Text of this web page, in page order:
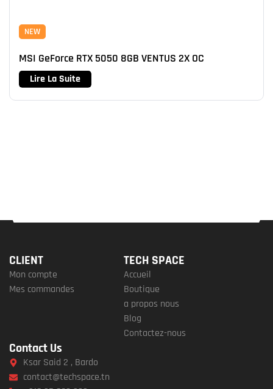
NEW
MSI GeForce RTX 5050 8GB VENTUS 2X OC
Lire La Suite
CLIENT
Mon compte
Mes commandes
TECH SPACE
Accueil
Boutique
a propos nous
Blog
Contactez-nous
Contact Us
Ksar Said 2 , Bardo
contact@techspace.tn